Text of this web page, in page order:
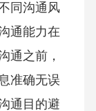
同沟通风
通能力在
通之前，
准确无误
通目的避